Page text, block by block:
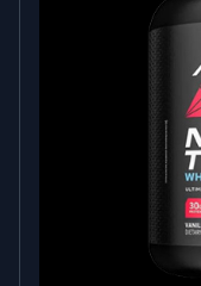
Το προϊόν
συμβάλλει στο
πρωτεϊνών και
φυσιολογικό
ΓΙΑ ΠΟΙΟΝ
Το Ultra Whey
αναζητούν μια